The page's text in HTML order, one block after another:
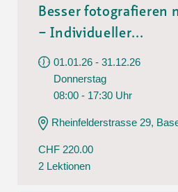
Besser fotografieren
– Individueller...
01.01.26 - 31.12.26
Donnerstag
08:00 - 17:30 Uhr
Rheinfelderstrasse 29,
CHF 220.00
2 Lektionen